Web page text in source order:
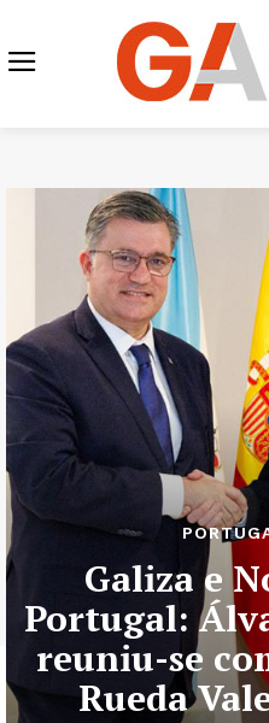
Galiza e
Portugal:
reuniu-se
Rueda